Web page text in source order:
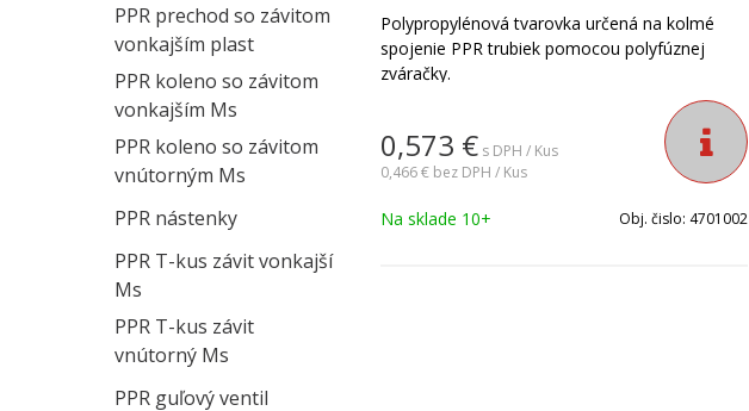
Polypropylénová tvarovka určená na kolmé
spojenie PPR trubiek pomocou polyfúznej
zváračky.
0,573 € s DPH / Kus
0,466 € bez DPH / Kus
Na sklade 10+ Obj. čislo: 4701002
PPR prechod so závitom
vonkajším plast
PPR koleno so závitom
vonkajším Ms
PPR koleno so závitom
vnútorným Ms
PPR nástenky
PPR T-kus závit vonkajší
Ms
PPR T-kus závit
vnútorný Ms
PPR guľový ventil